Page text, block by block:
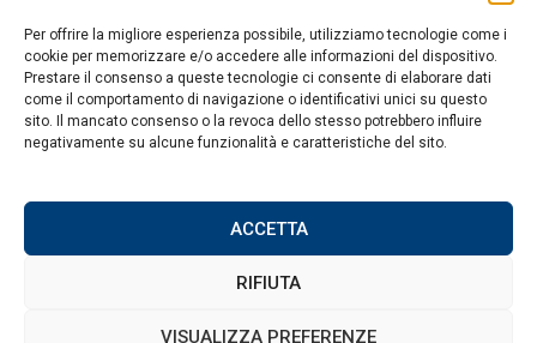
Per offrire la migliore esperienza possibile, utilizziamo tecnologie come i
cookie per memorizzare e/o accedere alle informazioni del dispositivo.
Prestare il consenso a queste tecnologie ci consente di elaborare dati
come il comportamento di navigazione o identificativi unici su questo
sito. Il mancato consenso o la revoca dello stesso potrebbero influire
negativamente su alcune funzionalità e caratteristiche del sito.
ACCETTA
RIFIUTA
VISUALIZZA PREFERENZE
ANALISI E OPINIONI
SPORT CULTURA VIAGGI
Contatti
Informativa sulla privacy